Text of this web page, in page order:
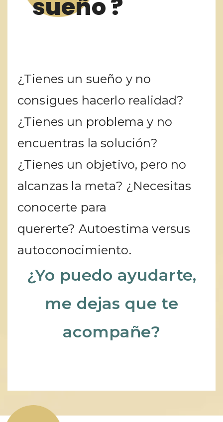
sueño ?
¿Tienes un sueño y no
consigues hacerlo realidad?
¿Tienes un problema y no
encuentras la solución?
¿Tienes un objetivo, pero no
alcanzas la meta? ¿Necesitas
conocerte para
quererte? Autoestima versus
autoconocimiento.
¿Yo puedo ayudarte,
me dejas que te
acompañe?